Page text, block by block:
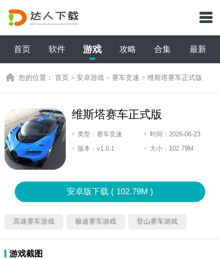
首页 软件 游戏 攻略 合集 最新
您的位置：首页 >安卓游戏 >赛车竞速 >维斯塔赛车正式版
维斯塔赛车正式版
类型：赛车竞速 时间： 2026-06-23
08:2026
版本：v1.6.1 大小： 102.79M
安卓版下载 ( 102.79M )
高速赛车游戏 极速赛车游戏 登山赛车游戏
游戏截图